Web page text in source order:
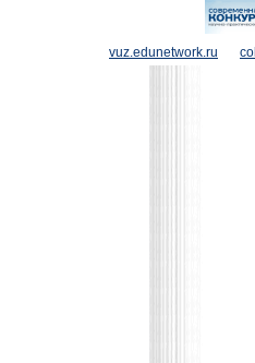
vuz.edunetwork.ru